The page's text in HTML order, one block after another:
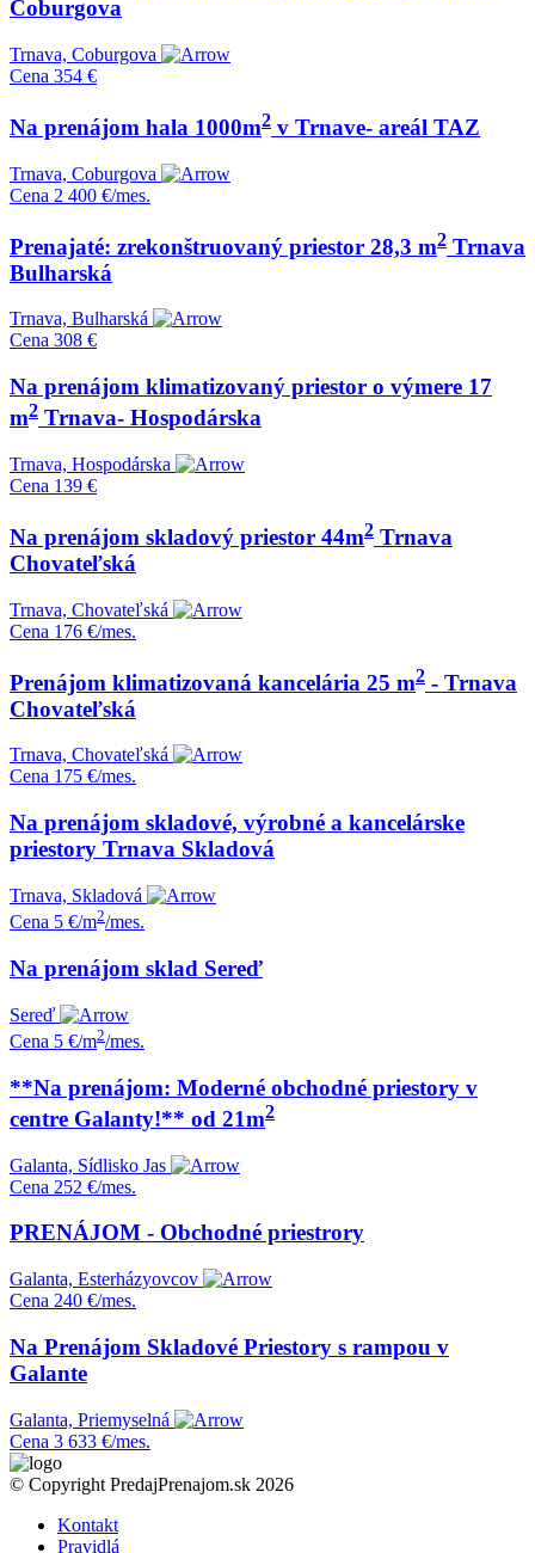
Coburgova
Trnava, Coburgova
Cena 354 €
Na prenájom hala 1000m2 v Trnave- areál TAZ
Trnava, Coburgova
Cena 2 400 €/mes.
Prenajaté: zrekonštruovaný priestor 28,3 m2 Trnava
Bulharská
Trnava, Bulharská
Cena 308 €
Na prenájom klimatizovaný priestor o výmere 17
m2 Trnava- Hospodárska
Trnava, Hospodárska
Cena 139 €
Na prenájom skladový priestor 44m2 Trnava
Chovateľská
Trnava, Chovateľská
Cena 176 €/mes.
Prenájom klimatizovaná kancelária 25 m2 - Trnava
Chovateľská
Trnava, Chovateľská
Cena 175 €/mes.
Na prenájom skladové, výrobné a kancelárske
priestory Trnava Skladová
Trnava, Skladová
Cena 5 €/m2/mes.
Na prenájom sklad Sereď
Sereď
Cena 5 €/m2/mes.
**Na prenájom: Moderné obchodné priestory v
centre Galanty!** od 21m2
Galanta, Sídlisko Jas
Cena 252 €/mes.
PRENÁJOM - Obchodné priestrory
Galanta, Esterházyovcov
Cena 240 €/mes.
Na Prenájom Skladové Priestory s rampou v
Galante
Galanta, Priemyselná
Cena 3 633 €/mes.
© Copyright PredajPrenajom.sk 2026
Kontakt
Pravidlá